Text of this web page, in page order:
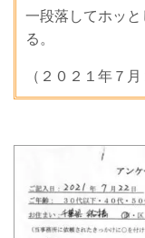
一段落してホッ
る。
（２０２１年７月